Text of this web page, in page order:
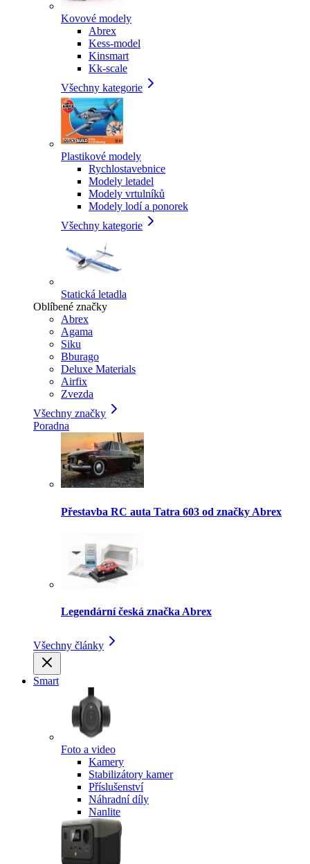
Kovové modely
Abrex
Kess-model
Kinsmart
Kk-scale
Všechny kategorie
Plastikové modely
Rychlostavebnice
Modely letadel
Modely vrtulníků
Modely lodí a ponorek
Všechny kategorie
Statická letadla
Oblíbené značky
Abrex
Agama
Siku
Bburago
Deluxe Materials
Airfix
Zvezda
Všechny značky
Poradna
Přestavba RC auta Tatra 603 od značky Abrex
Legendární česká značka Abrex
Všechny články
Smart
Foto a video
Kamery
Stabilizátory kamer
Příslušenství
Náhradní díly
Nanlite